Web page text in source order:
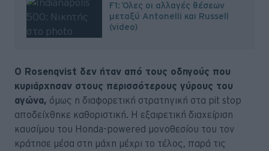
F1: Όλες οι αλλαγές θέσεων
μεταξύ Antonelli και Russell
(video)
Ο Rosenqvist δεν ήταν από τους οδηγούς που
κυριάρχησαν στους περισσότερους γύρους του
αγώνα, όμως η διαφορετική στρατηγική στα pit stop
αποδείχθηκε καθοριστική. Η εξαιρετική διαχείριση
καυσίμου του Honda-powered μονοθεσίου του τον
κράτησε μέσα στη μάχη μέχρι το τέλος, παρά τις